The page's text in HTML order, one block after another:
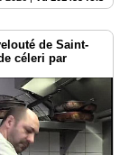
de Saint-
céleri par